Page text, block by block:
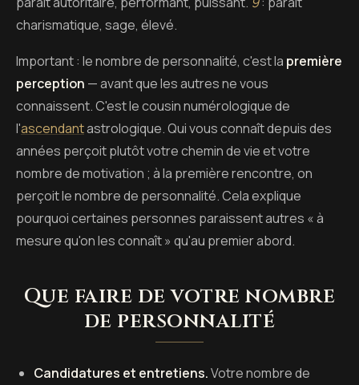
charismatique, sage, élevé.
Important : le nombre de personnalité, c'est la première
perception — avant que les autres ne vous
connaissent. C'est le cousin numérologique de
l'ascendantastrologique. Qui vous connaît depuis des
années perçoit plutôt votre chemin de vie et votre
nombre de motivation ; à la première rencontre, on
perçoit le nombre de personnalité. Cela explique
pourquoi certaines personnes paraissent autres « à
mesure qu'on les connaît » qu'au premier abord.
Que faire de votre nombre
de personnalité
Candidatures et entretiens.Votre nombre de